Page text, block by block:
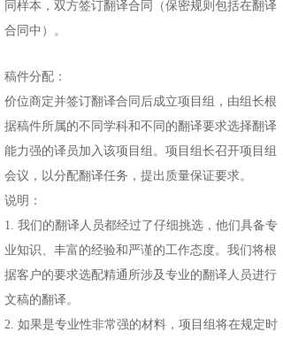
同样本，双方签订翻译合同（保密规则包括在翻译
合同中）。
稿件分配：
价位商定并签订翻译合同后成立项目组，由组长根
据稿件所属的不同学科和不同的翻译要求选择翻译
能力强的译员加入该项目组。项目组长召开项目组
会议，以分配翻译任务，提出质量保证要求。
说明：
1. 我们的翻译人员都经过了仔细挑选，他们具备专
业知识、丰富的经验和严谨的工作态度。我们将根
据客户的要求选配精通所涉及专业的翻译人员进行
文稿的翻译。
2. 如果是专业性非常强的材料，项目组将在规定时